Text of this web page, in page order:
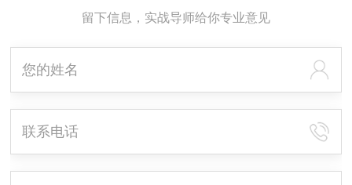
留下信息，实战导师给你专业意见